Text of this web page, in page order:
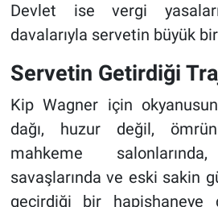
Devlet ise vergi
davalarıyla servetin büyük
Servetin Getirdiği
Kip Wagner için
dağı, huzur değil,
mahkeme
savaşlarında ve eski sakin
geçirdiği bir hapishaneye